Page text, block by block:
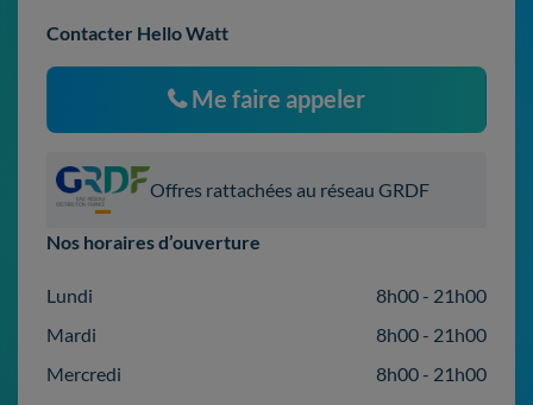
Contacter Hello Watt
Me faire appeler
Offres rattachées au réseau GRDF
Nos horaires d’ouverture
Lundi
8h00 - 21h00
Mardi
8h00 - 21h00
Mercredi
8h00 - 21h00